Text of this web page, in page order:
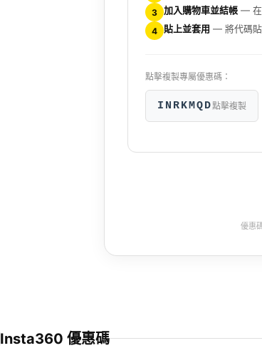
3 加入購物車並結帳 — 在
4 貼上並套用 — 將代碼貼
點擊複製專屬優惠碼：
INRKMQD點擊複製
優惠
Insta360 優惠碼